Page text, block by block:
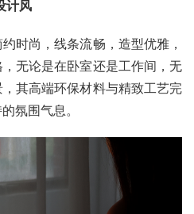
计风
时尚，线条流畅，造型优雅，
无论是在卧室还是工作间，无
其高端环保材料与精致工艺完
氛围气息。